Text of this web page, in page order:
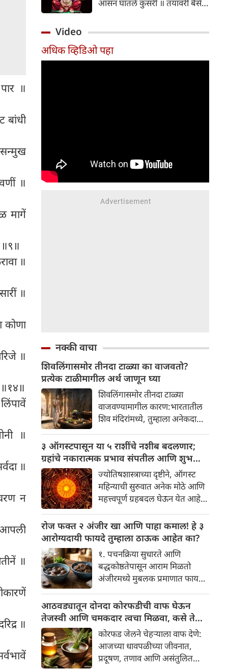
॥
बांधी
॥
मागें
॥९॥
॥
॥
कोणा
॥
॥
॥
न
आपली
॥
॥
आसन घातलें कुसरी ॥ तयावरी बैसे
Video
अधिक व्हिडिओ पहा
नक्की वाचा
शिवलिंगासमोर तीनदा टाळ्या का वाजवतो?
प्रत्येक टाळीमागील अर्थ जाणून घ्या
शिवलिंगासमोर तीनदा टाळ्या
वाजवण्यामागील कारण:भारतातील
शिव मंदिरांमध्ये, तुम्हाला अनेकदा
वाजवताना दिसतील. ही एक सामान्य
प्रथा आहे, पण तुम्ही कधी विचार
केला आहे का की यामागे काय रहस्य
आहे आणि प्रत्येक टाळीचा अर्थ काय
आहे? हा केवळ एक विधी नाही, तर
यामागे खोलवर रुजलेल्या पौराणिक
श्रद्धा, आध्यात्मिक अर्थ आणि काही
वैज्ञानिक तर्कदेखील आहेत. चला, या
अनोख्या परंपरेमागील अर्थ
सविस्तरपणे समजून घेऊया.
३ ऑगस्टपासून या ५ राशींचे नशीब बदलणार;
ग्रहांचे नकारात्मक प्रभाव संपतील आणि शुभ
दिवसांची सुरुवात होईलज्योतिषशास्त्राच्या दृष्टीने, ऑगस्ट
महिन्याची सुरुवात अनेक मोठे आणि
महत्त्वपूर्ण ग्रहबदल घेऊन येत आहे.
हालचाल अनेक राशींच्या जीवनात
सकारात्मक बदल घडवून आणणार
आहे. विशेषतः ३ ऑगस्ट रोजी एक
अत्यंत दुर्मिळ आणि फलदायी
ग्रहस्थिती (संयोग) तयार होत आहे.
या दिवशी तयार होणारे शुभ योग,
ग्रहांची स्थिती आणि या गोचरमुळे
ज्यांचे नशीब उजळणार आहे अशा
भाग्यवान राशींबद्दल आपण जाणून
घेऊया!
रोज फक्त २ अंजीर खा आणि पाहा कमाल! हे ३
आरोग्यदायी फायदे तुम्हाला ठाऊक आहेत का?
१. पचनक्रिया सुधारते आणि
बद्धकोष्ठतेपासून आराम मिळतो
अंजीरमध्ये मुबलक प्रमाणात फायबर
बद्धकोष्ठता, गॅस किंवा अपचनाचा
त्रास होत असेल, तर अंजीर
तुमच्यासाठी वरदान ठरू शकते. हे
आतड्यांची स्वच्छता ठेवण्यास मदत
करते. पचनसंस्था मजबूत करून पोट
साफ होण्यास मदत करते.
आठवड्यातून दोनदा कोरफडीची वाफ घेऊन
तेजस्वी आणि चमकदार त्वचा मिळवा, कसे ते
जाणून घ्या
कोरफड जेलने चेहऱ्याला वाफ देणे:
आजच्या धावपळीच्या जीवनात,
प्रदूषण, तणाव आणि असंतुलित